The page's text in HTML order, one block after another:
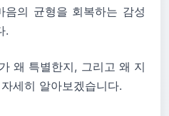
의 균형을 회복하는 감성
.
왜 특별한지, 그리고 왜 지
세히 알아보겠습니다.